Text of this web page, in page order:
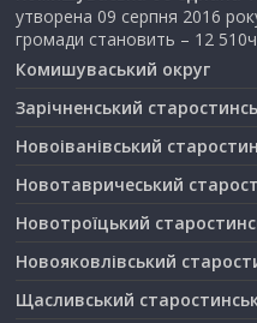
утворена 09 серпня 2016
громади становить – 12
Комишуваський округ
Зарічненський
Новоіванівський
Новотавричеський
Новотроїцький
Новояковлівський
Щасливський